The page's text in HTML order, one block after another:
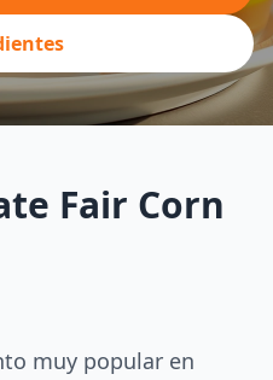
Fair Corn
muy popular en